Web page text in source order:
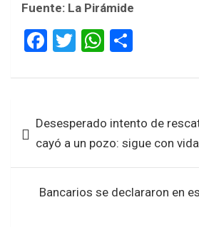
Fuente: La Pirámide
F
ce
o
o
k
T
tt
W
at
A
p
p
ar
de
entradas
Desesperado intento de
cayó a un pozo: sigue con vida
Bancarios se declararon en